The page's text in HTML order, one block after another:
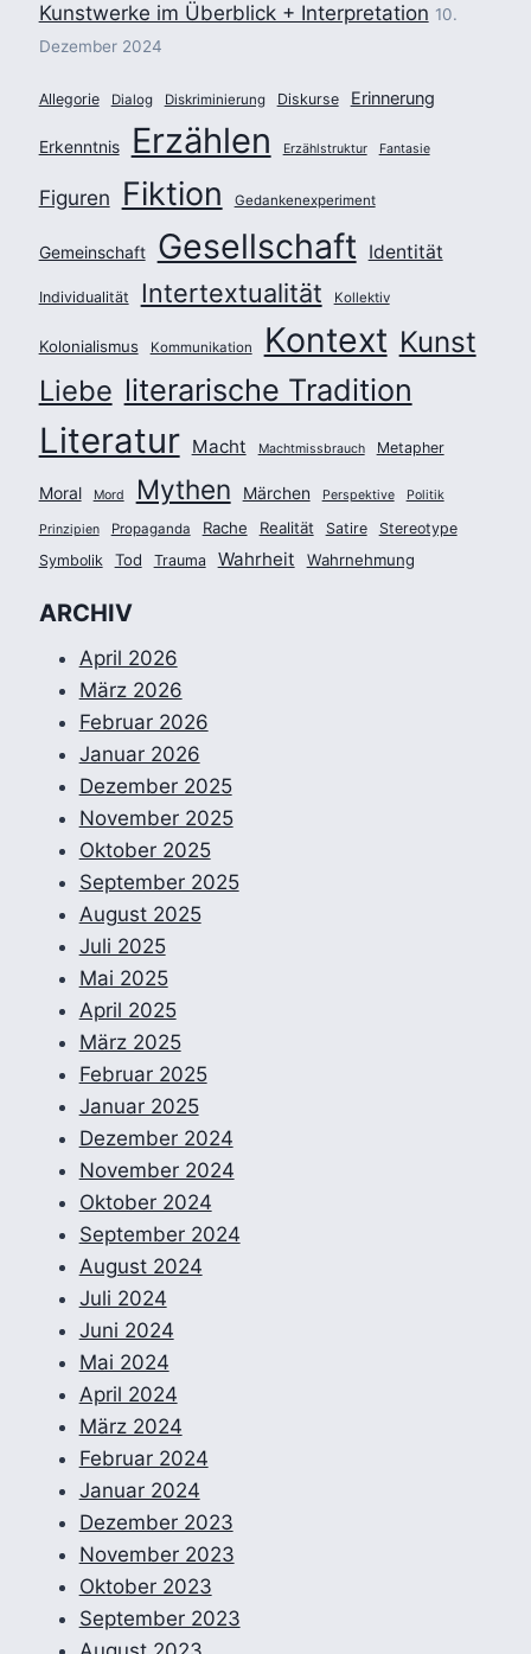
Kunstwerke im Überblick + Interpretation 10.
Dezember 2024
Allegorie Dialog Diskriminierung Diskurse Erinnerung
Erkenntnis Erzählen Erzählstruktur Fantasie
Figuren Fiktion Gedankenexperiment
Gemeinschaft Gesellschaft Identität
Individualität Intertextualität Kollektiv
Kolonialismus Kommunikation Kontext Kunst
Liebe literarische Tradition
Literatur Macht Machtmissbrauch Metapher
Moral Mord Mythen Märchen Perspektive Politik
Prinzipien Propaganda Rache Realität Satire
Stereotype
Symbolik
Tod Trauma Wahrheit Wahrnehmung
ARCHIV
April 2026
März 2026
Februar 2026
Januar 2026
Dezember 2025
November 2025
Oktober 2025
September 2025
August 2025
Juli 2025
Mai 2025
April 2025
März 2025
Februar 2025
Januar 2025
Dezember 2024
November 2024
Oktober 2024
September 2024
August 2024
Juli 2024
Juni 2024
Mai 2024
April 2024
März 2024
Februar 2024
Januar 2024
Dezember 2023
November 2023
Oktober 2023
September 2023